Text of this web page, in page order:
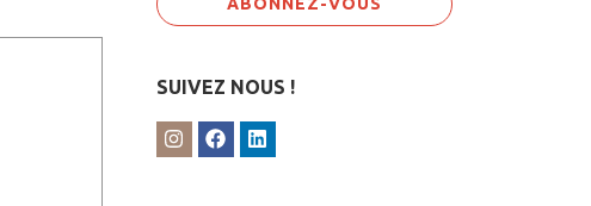
SUIVEZ NOUS !